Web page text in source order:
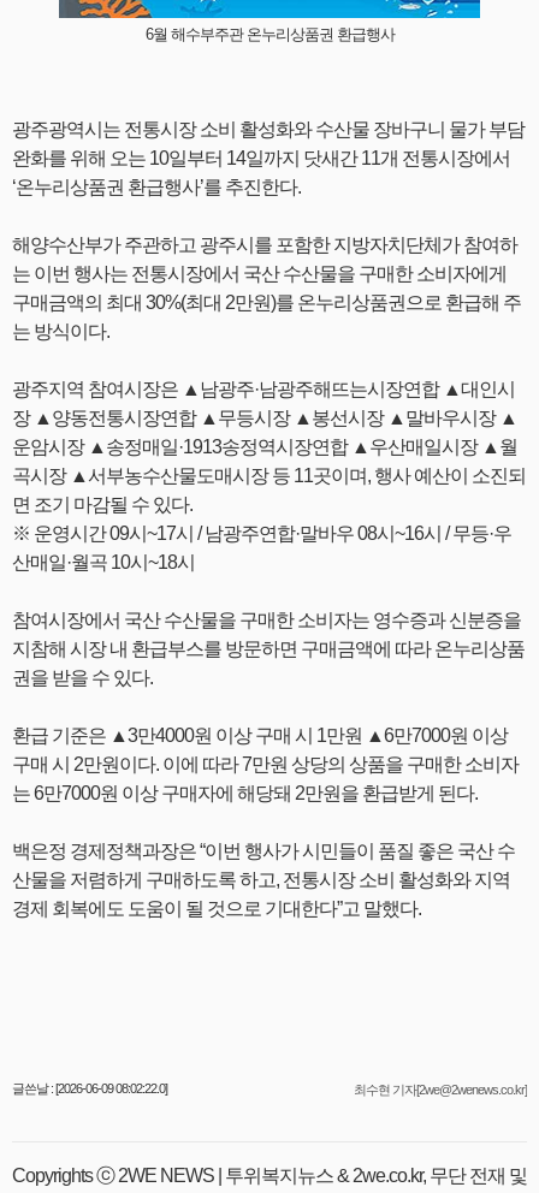
6월 해수부주관 온누리상품권 환급행사
광주광역시는 전통시장 소비 활성화와 수산물 장바구니 물가 부담
완화를 위해 오는 10일부터 14일까지 닷새간 11개 전통시장에서
‘온누리상품권 환급행사’를 추진한다.
해양수산부가 주관하고 광주시를 포함한 지방자치단체가 참여하
는 이번 행사는 전통시장에서 국산 수산물을 구매한 소비자에게
구매금액의 최대 30%(최대 2만원)를 온누리상품권으로 환급해 주
는 방식이다.
광주지역 참여시장은 ▲남광주·남광주해뜨는시장연합 ▲대인시
장 ▲양동전통시장연합 ▲무등시장 ▲봉선시장 ▲말바우시장 ▲
운암시장 ▲송정매일·1913송정역시장연합 ▲우산매일시장 ▲월
곡시장 ▲서부농수산물도매시장 등 11곳이며, 행사 예산이 소진되
면 조기 마감될 수 있다.
※ 운영시간 09시~17시 / 남광주연합·말바우 08시~16시 / 무등·우
산매일·월곡 10시~18시
참여시장에서 국산 수산물을 구매한 소비자는 영수증과 신분증을
지참해 시장 내 환급부스를 방문하면 구매금액에 따라 온누리상품
권을 받을 수 있다.
환급 기준은 ▲3만4000원 이상 구매 시 1만원 ▲6만7000원 이상
구매 시 2만원이다. 이에 따라 7만원 상당의 상품을 구매한 소비자
는 6만7000원 이상 구매자에 해당돼 2만원을 환급받게 된다.
백은정 경제정책과장은 “이번 행사가 시민들이 품질 좋은 국산 수
산물을 저렴하게 구매하도록 하고, 전통시장 소비 활성화와 지역
경제 회복에도 도움이 될 것으로 기대한다”고 말했다.
글쓴날 : [2026-06-09 08:02:22.0] 최수현 기자[2we@2wenews.co.kr]
Copyrights ⓒ 2WE NEWS | 투위복지뉴스 & 2we.co.kr, 무단 전재 및